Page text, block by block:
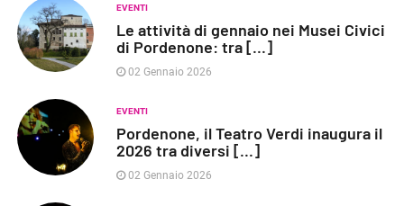
EVENTI
Le attività di gennaio nei Musei Civici
di Pordenone: tra [...]
02 Gennaio 2026
EVENTI
Pordenone, il Teatro Verdi inaugura il
2026 tra diversi [...]
02 Gennaio 2026